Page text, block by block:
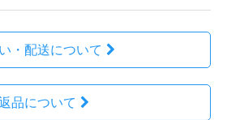
・配送について
品について